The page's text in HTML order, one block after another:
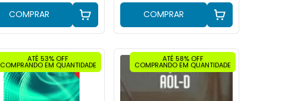
COMPRAR COMPRAR
ATÉ 53% OFF
COMPRANDO EM QUANTIDADE
ATÉ 58% OFF
COMPRANDO EM QUANTIDADE